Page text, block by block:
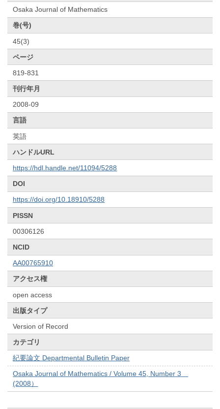
Osaka Journal of Mathematics
巻(号)
45(3)
ページ
819-831
刊行年月
2008-09
言語
英語
ハンドルURL
https://hdl.handle.net/11094/5288
DOI
https://doi.org/10.18910/5288
PISSN
00306126
NCID
AA00765910
アクセス権
open access
出版タイプ
Version of Record
カテゴリ
紀要論文 Departmental Bulletin Paper
Osaka Journal of Mathematics / Volume 45, Number 3
(2008）